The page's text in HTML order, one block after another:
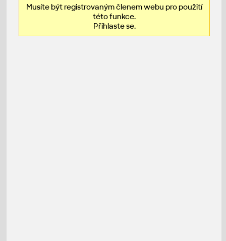
Musíte být registrovaným členem webu pro použití
této funkce.
Přihlaste se.